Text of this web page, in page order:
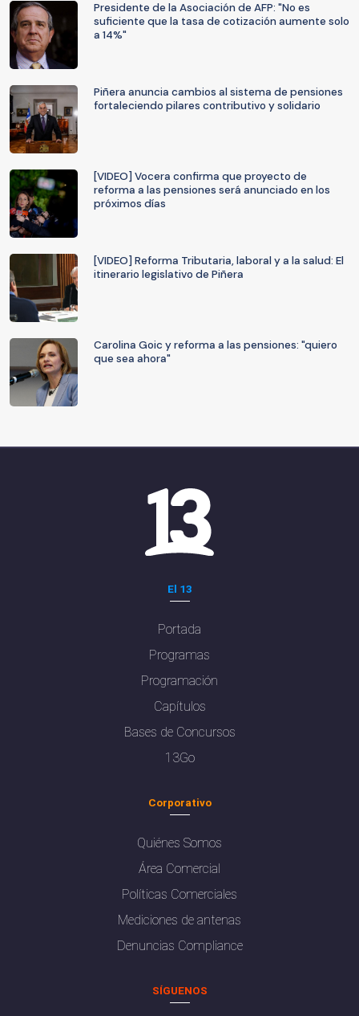
Presidente de la Asociación de AFP: "No es
suficiente que la tasa de cotización aumente solo
a 14%"
Piñera anuncia cambios al sistema de pensiones
fortaleciendo pilares contributivo y solidario
[VIDEO] Vocera confirma que proyecto de
reforma a las pensiones será anunciado en los
próximos días
[VIDEO] Reforma Tributaria, laboral y a la salud: El
itinerario legislativo de Piñera
Carolina Goic y reforma a las pensiones: "quiero
que sea ahora"
El 13
Portada
Programas
Programación
Capítulos
Bases de Concursos
13Go
Corporativo
Quiénes Somos
Área Comercial
Políticas Comerciales
Mediciones de antenas
Denuncias Compliance
SÍGUENOS